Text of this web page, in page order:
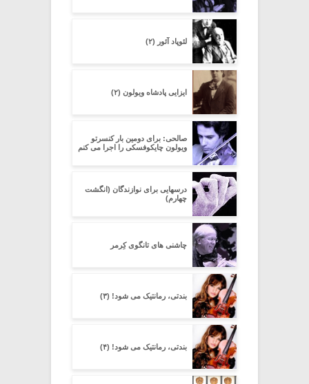
لئوپاد آئور (۲)
ایزایی پادشاه ویولون (۲)
صالحی: برای دومین بار کنسرتو
ویولون چایکوفسکی را اجرا می کنم
درسهایی برای نوازندگان (انگشت
چهارم)
چاشنی های تانگوی کِرِمر
بندتی، رمانتیک می شود! (۳)
بندتی، رمانتیک می شود! (۴)